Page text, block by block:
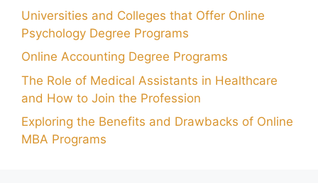
Universities and Colleges that Offer Online
Psychology Degree Programs
Online Accounting Degree Programs
The Role of Medical Assistants in Healthcare
and How to Join the Profession
Exploring the Benefits and Drawbacks of Online
MBA Programs